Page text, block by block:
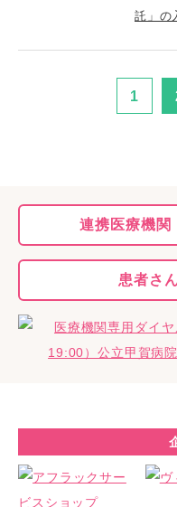
託」の
1
連携医療機関
患者さ